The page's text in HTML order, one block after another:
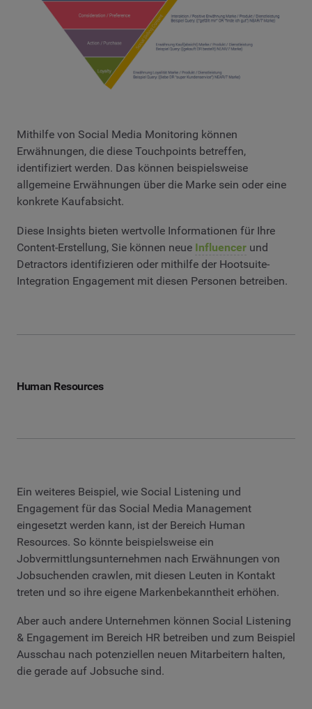
Mithilfe von Social Media Monitoring können
Erwähnungen, die diese Touchpoints betreffen,
identifiziert werden. Das können beispielsweise
allgemeine Erwähnungen über die Marke sein oder eine
konkrete Kaufabsicht.
Diese Insights bieten wertvolle Informationen für Ihre
Content-Erstellung, Sie können neue Influencer und
Detractors identifizieren oder mithilfe der Hootsuite-
Integration Engagement mit diesen Personen betreiben.
Human Resources
Ein weiteres Beispiel, wie Social Listening und
Engagement für das Social Media Management
eingesetzt werden kann, ist der Bereich Human
Resources. So könnte beispielsweise ein
Jobvermittlungsunternehmen nach Erwähnungen von
Jobsuchenden crawlen, mit diesen Leuten in Kontakt
treten und so ihre eigene Markenbekanntheit erhöhen.
Aber auch andere Unternehmen können Social Listening
& Engagement im Bereich HR betreiben und zum Beispiel
Ausschau nach potenziellen neuen Mitarbeitern halten,
die gerade auf Jobsuche sind.